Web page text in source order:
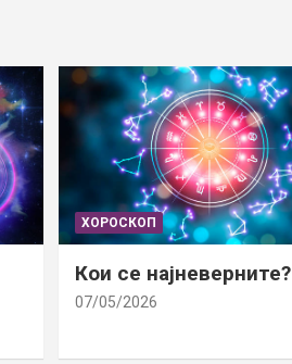
ХОРОСКОП
Кои се најневерните?
07/05/2026